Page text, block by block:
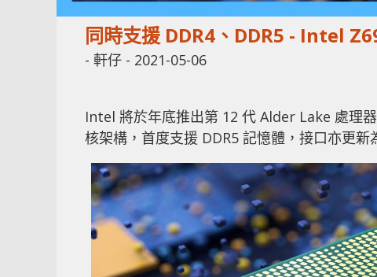
同時支援 DDR4、DDR5 - Intel
- 軒仔 - 2021-05-06
Intel 將於年底推出第 12 代 Alder Lake 處理
核架構，首度支援 DDR5 記憶體，接口亦更新